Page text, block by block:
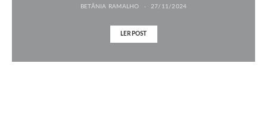
BETÂNIA RAMALHO 27/11/2024
LER POST